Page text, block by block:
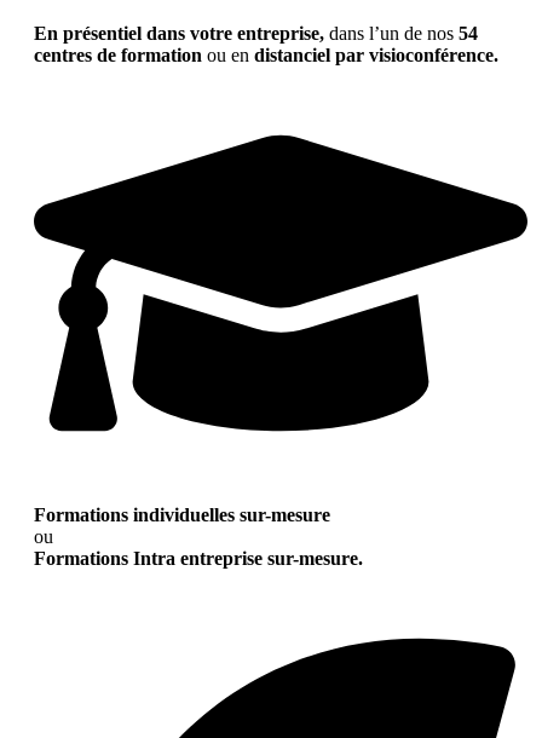
En présentiel dans votre entreprise, dans l’un de nos 54
centres de formation ou en distanciel par visioconférence.
Formations individuelles sur-mesure
ou
Formations Intra entreprise sur-mesure.